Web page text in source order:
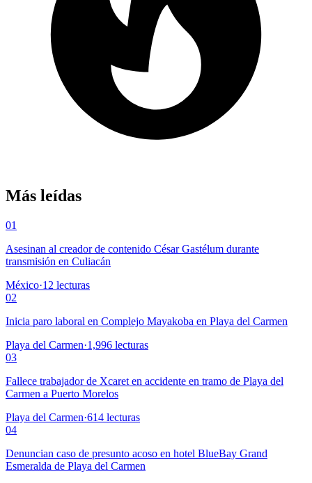
Más leídas
01
Asesinan al creador de contenido César Gastélum durante
transmisión en Culiacán
México·12 lecturas
02
Inicia paro laboral en Complejo Mayakoba en Playa del Carmen
Playa del Carmen·1,996 lecturas
03
Fallece trabajador de Xcaret en accidente en tramo de Playa del
Carmen a Puerto Morelos
Playa del Carmen·614 lecturas
04
Denuncian caso de presunto acoso en hotel BlueBay Grand
Esmeralda de Playa del Carmen